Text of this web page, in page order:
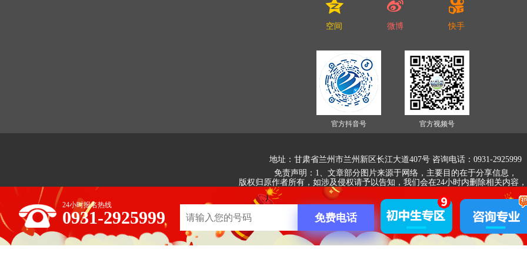
空间 微博 快手
官方抖音号 官方视频号
地址：甘肃省兰州市兰州新区长江大道407号 咨询电话：0931-2925999
免责声明：1、文章部分图片来源于网络，主要目的在于分享信息，
版权归原作者所有，如涉及侵权请予以告知，我们会在24小时内删除相关内容
2、文字和图片之间无必然联系，仅供读者参考。
版权所有:兰州新华互联网中等职业学校有限公司
备案号：陇ICP备18003202号-1
甘公网安备 62012202000267号
24小时报名热线
0931-2925999 免费电话